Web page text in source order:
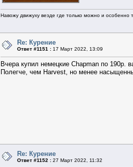
Навожу движуху везде где только можно и особенно
Re: Курение
Ответ #1151 : 17 Март 2022, 13:09
Вчера купил немецкие Chapman по 190р.
Полегче, чем Harvest, но менее
Re: Курение
Ответ #1152 : 27 Март 2022, 11:32